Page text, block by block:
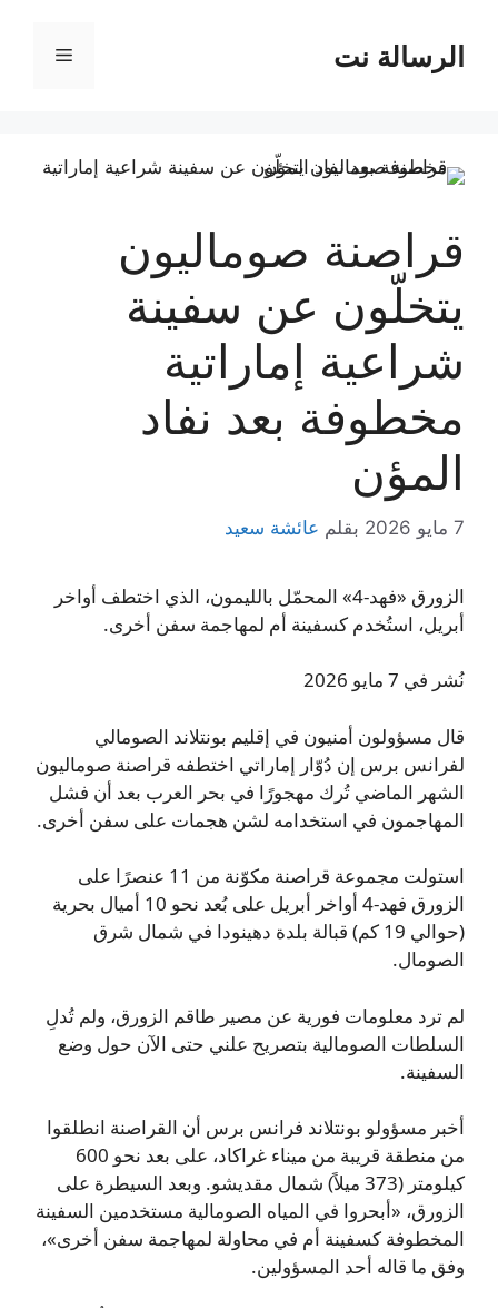
المحتوىالرسالة نت القائمة
قراصنة صوماليون
يتخلّون عن سفينة
شراعية إماراتية
مخطوفة بعد نفاد
المؤن
7 مايو 2026 بقلم عائشة سعيد
الزورق «فهد‑4» المحمّل بالليمون، الذي اختطف أواخر
أبريل، استُخدم كسفينة أم لمهاجمة سفن أخرى.
نُشر في 7 مايو 2026
قال مسؤولون أمنيون في إقليم بونتلاند الصومالي
لفرانس برس إن دُوّار إماراتي اختطفه قراصنة صوماليون
الشهر الماضي تُرك مهجورًا في بحر العرب بعد أن فشل
المهاجمون في استخدامه لشن هجمات على سفن أخرى.
استولت مجموعة قراصنة مكوّنة من 11 عنصرًا على
الزورق فهد‑4 أواخر أبريل على بُعد نحو 10 أميال بحرية
(حوالي 19 كم) قبالة بلدة دهينودا في شمال شرق
الصومال.
لم ترد معلومات فورية عن مصير طاقم الزورق، ولم تُدلِ
السلطات الصومالية بتصريح علني حتى الآن حول وضع
السفينة.
أخبر مسؤولو بونتلاند فرانس برس أن القراصنة انطلقوا
من منطقة قريبة من ميناء غراكاد، على بعد نحو 600
كيلومتر (373 ميلاً) شمال مقديشو. وبعد السيطرة على
الزورق، «أبحروا في المياه الصومالية مستخدمين السفينة
المخطوفة كسفينة أم في محاولة لمهاجمة سفن أخرى»،
وفق ما قاله أحد المسؤولين.